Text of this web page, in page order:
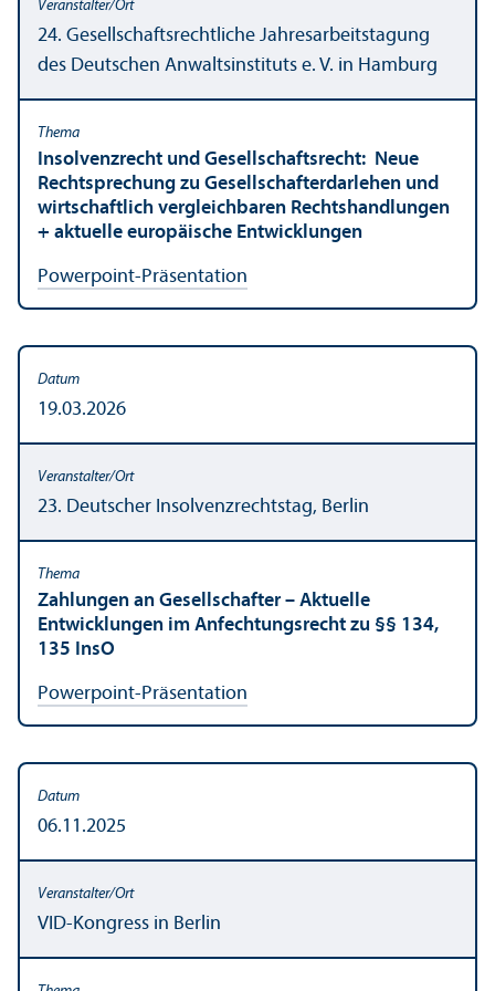
24. Gesellschafts­rechtliche Jahresarbeits­tagung
des Deutschen Anwaltsinstituts e. V. in Hamburg
Insolvenzrecht und Gesellschafts­recht: Neue
Rechts­prechung zu Gesellschaft­erdarlehen und
wirtschaft­lich vergleich­baren Rechts­handlungen
+ aktuelle europäische Entwicklungen
Powerpoint-Präsentation
19.03.2026
23. Deutscher Insolvenzrechts­tag, Berlin
Zahlungen an Gesellschafter – Aktuelle
Entwicklungen im Anfechtungs­recht zu §§ 134,
135 InsO
Powerpoint-Präsentation
06.11.2025
VID-Kongress in Berlin